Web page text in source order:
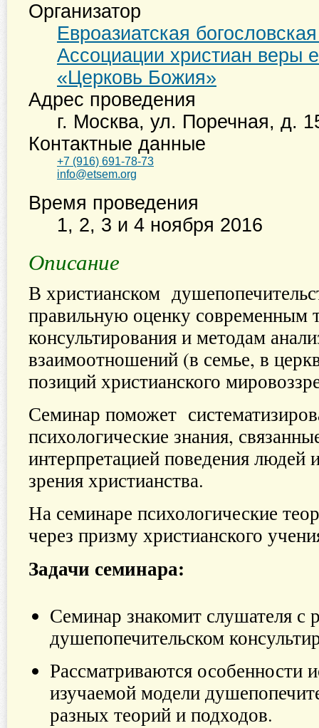
Организатор
Евроазиатская
Ассоциации христиан веры
«Церковь Божия»
Адрес проведения
г. Москва, ул. Поречная, д.
Контактные данные
+7 (916) 691-78-73
info@etsem.org
Время проведения
1, 2, 3 и 4 ноября 2016
Описание
В христианском
правильную оценку современным
консультирования и методам
взаимоотношений (в семье, в
позиций христианского
Семинар поможет
психологические знания,
интерпретацией поведения людей
зрения христианства.
На семинаре психологические
через призму христианского
Задачи семинара:
Семинар знакомит слушателя с
душепопечительском
Рассматриваются особенности
изучаемой модели
разных теорий и подходов.